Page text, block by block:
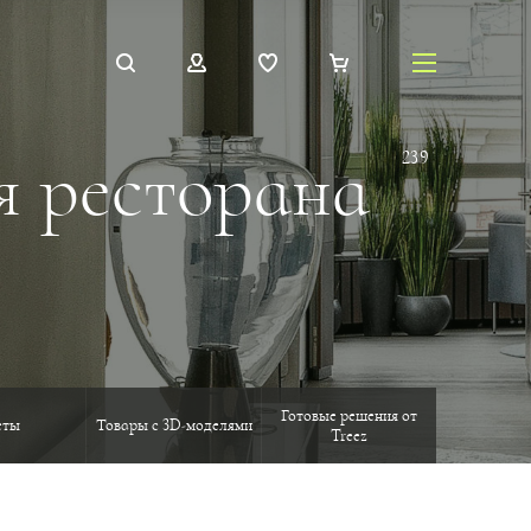
ресторана 239
Товары с 3D-моделями
Готовые решения от
Treez